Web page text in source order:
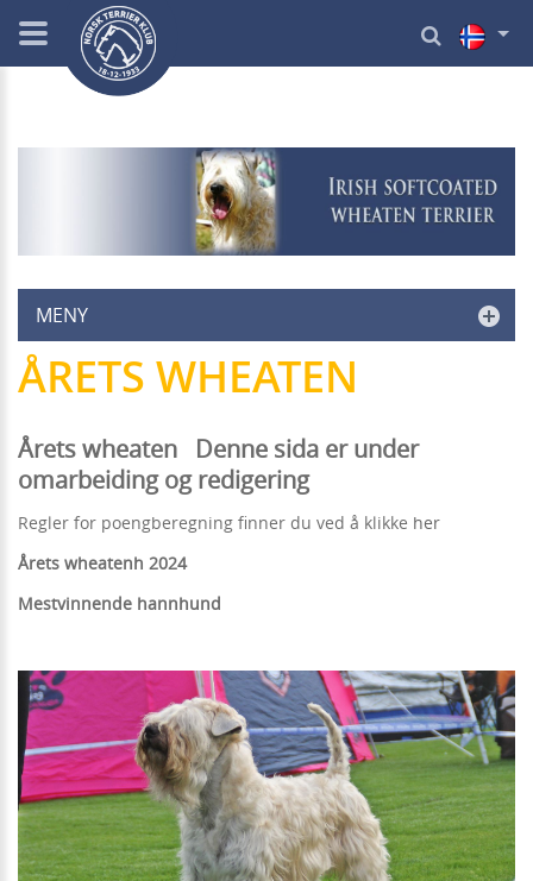
MENY
ÅRETS WHEATEN
Årets wheaten Denne sida er under
omarbeiding og redigering
Regler for poengberegning finner du ved å klikke her
Årets wheatenh 2024
Mestvinnende hannhund